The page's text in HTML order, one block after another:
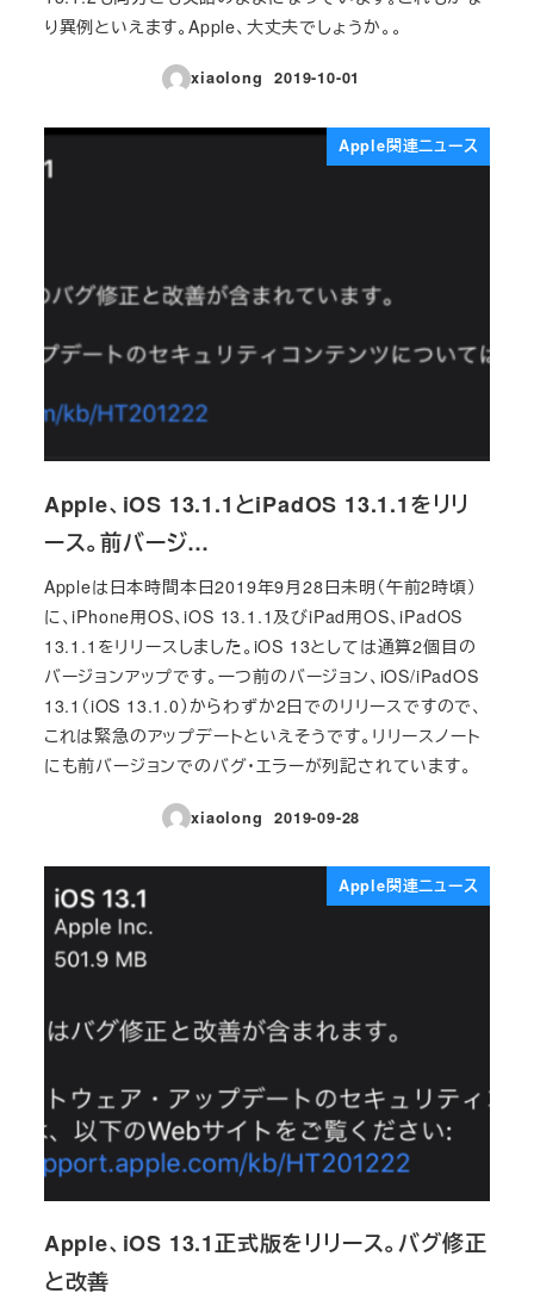
り異例といえます。Apple、大丈夫でしょうか。。
xiaolong
投稿日
2019-10-01
Apple関連ニュース
Apple、iOS 13.1.1とiPadOS 13.1.1をリリ
ース。前バージ…
Appleは日本時間本日2019年9月28日未明（午前2時頃）
に、iPhone用OS、iOS 13.1.1及びiPad用OS、iPadOS
13.1.1をリリースしました。iOS 13としては通算2個目の
バージョンアップです。一つ前のバージョン、iOS/iPadOS
13.1（iOS 13.1.0）からわずか2日でのリリースですので、
これは緊急のアップデートといえそうです。リリースノート
にも前バージョンでのバグ・エラーが列記されています。
xiaolong
投稿日
2019-09-28
Apple関連ニュース
Apple、iOS 13.1正式版をリリース。バグ修正
と改善